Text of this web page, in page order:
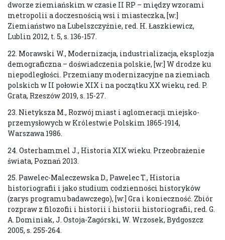
dworze ziemiańskim w czasie II RP – między wzorami
metropolii a doczesnością wsi i miasteczka, [w:]
Ziemiaństwo na Lubelszczyźnie, red. H. Łaszkiewicz,
Lublin 2012, t. 5, s. 136-157.
22. Morawski W., Modernizacja, industrializacja, eksplozja
demograficzna – doświadczenia polskie, [w:] W drodze ku
niepodległości. Przemiany modernizacyjne na ziemiach
polskich w II połowie XIX i na początku XX wieku, red. P.
Grata, Rzeszów 2019, s. 15-27.
23. Nietyksza M., Rozwój miast i aglomeracji miejsko-
przemysłowych w Królestwie Polskim 1865-1914,
Warszawa 1986.
24. Osterhammel J., Historia XIX wieku. Przeobrażenie
świata, Poznań 2013.
25. Pawelec-Maleczewska D., Pawelec T., Historia
historiografii i jako studium codzienności historyków
(zarys programu badawczego), [w:] Gra i konieczność. Zbiór
rozpraw z filozofii i historii i historii historiografii, red. G.
A. Dominiak, J. Ostoja-Zagórski, W. Wrzosek, Bydgoszcz
2005, s. 255-264.